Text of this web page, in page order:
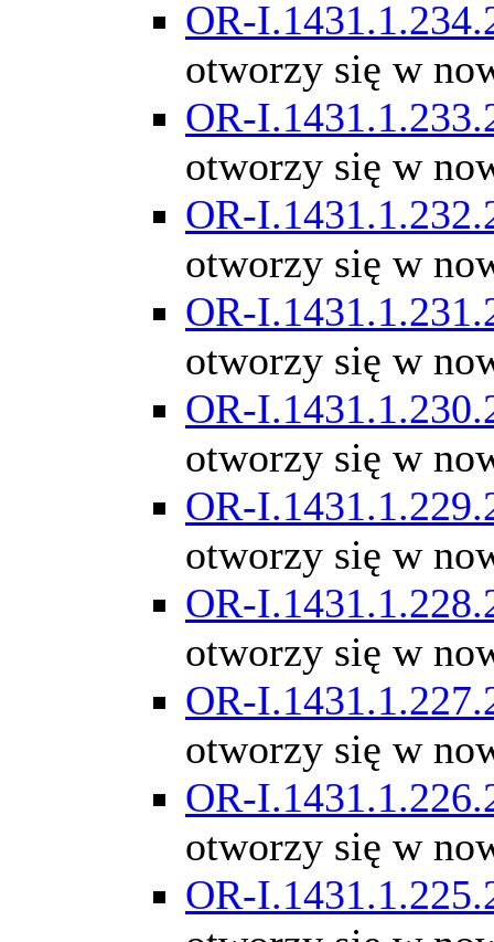
OR-
otworzy się w
OR-
otworzy się w
OR-
otworzy się w
OR-
otworzy się w
OR-
otworzy się w
OR-
otworzy się w
OR-
otworzy się w
OR-
otworzy się w
OR-
otworzy się w
OR-